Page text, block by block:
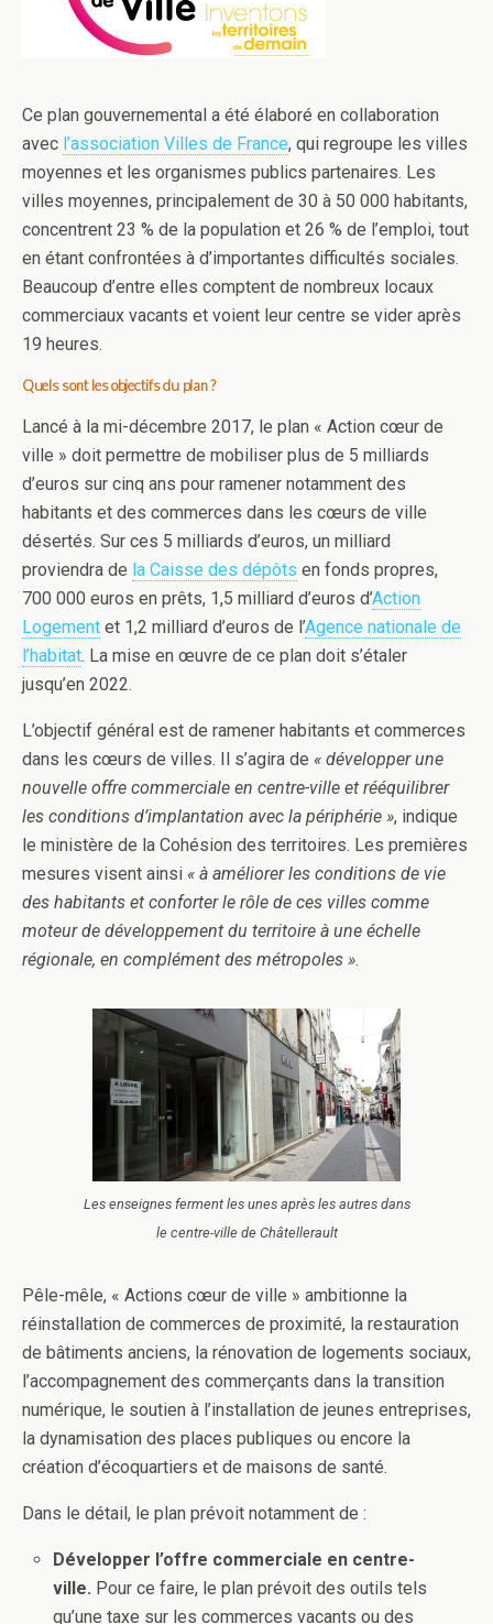
Ce plan gouvernemental a été élaboré en collaboration
avec l’association Villes de France, qui regroupe les villes
moyennes et les organismes publics partenaires. Les
villes moyennes, principalement de 30 à 50 000 habitants,
concentrent 23 % de la population et 26 % de l’emploi, tout
en étant confrontées à d’importantes difficultés sociales.
Beaucoup d’entre elles comptent de nombreux locaux
commerciaux vacants et voient leur centre se vider après
19 heures.
Quels sont les objectifs du plan ?
Lancé à la mi-décembre 2017, le plan « Action cœur de
ville » doit permettre de mobiliser plus de 5 milliards
d’euros sur cinq ans pour ramener notamment des
habitants et des commerces dans les cœurs de ville
désertés. Sur ces 5 milliards d’euros, un milliard
proviendra de la Caisse des dépôts en fonds propres,
700 000 euros en prêts, 1,5 milliard d’euros d’Action
Logement et 1,2 milliard d’euros de l’Agence nationale de
l’habitat. La mise en œuvre de ce plan doit s’étaler
jusqu’en 2022.
L’objectif général est de ramener habitants et commerces
dans les cœurs de villes. Il s’agira de « développer une
nouvelle offre commerciale en centre-ville et rééquilibrer
les conditions d’implantation avec la périphérie », indique
le ministère de la Cohésion des territoires. Les premières
mesures visent ainsi « à améliorer les conditions de vie
des habitants et conforter le rôle de ces villes comme
moteur de développement du territoire à une échelle
régionale, en complément des métropoles ».
Les enseignes ferment les unes après les autres dans
le centre-ville de Châtellerault
Pêle-mêle, « Actions cœur de ville » ambitionne la
réinstallation de commerces de proximité, la restauration
de bâtiments anciens, la rénovation de logements sociaux,
l’accompagnement des commerçants dans la transition
numérique, le soutien à l’installation de jeunes entreprises,
la dynamisation des places publiques ou encore la
création d’écoquartiers et de maisons de santé.
Dans le détail, le plan prévoit notamment de :
Développer l’offre commerciale en centre-
ville. Pour ce faire, le plan prévoit des outils tels
qu’une taxe sur les commerces vacants ou des